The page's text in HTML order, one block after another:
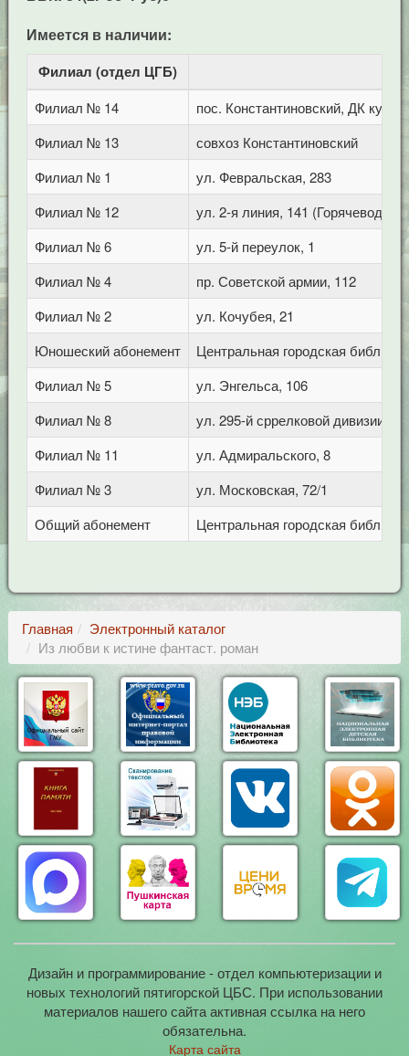
Имеется в наличии:
Филиал (отдел ЦГБ)
Филиал № 14
пос. Константиновский, ДК
Филиал № 13
совхоз Константиновский
Филиал № 1
ул. Февральская, 283
Филиал № 12
ул. 2-я линия, 141 (Горячеводск)
Филиал № 6
ул. 5-й переулок, 1
Филиал № 4
пр. Советской армии, 112
Филиал № 2
ул. Кочубея, 21
Юношеский абонемент
Центральная городская
Филиал № 5
ул. Энгельса, 106
Филиал № 8
ул. 295-й сррелковой дивизии,
Филиал № 11
ул. Адмиральского, 8
Филиал № 3
ул. Московская, 72/1
Общий абонемент
Центральная городская
Главная
Электронный каталог
Из любви к истине фантаст. роман
Дизайн и программирование - отдел компьютеризации и
новых технологий пятигорской ЦБС. При использовании
материалов нашего сайта активная ссылка на него
обязательна.
Карта сайта